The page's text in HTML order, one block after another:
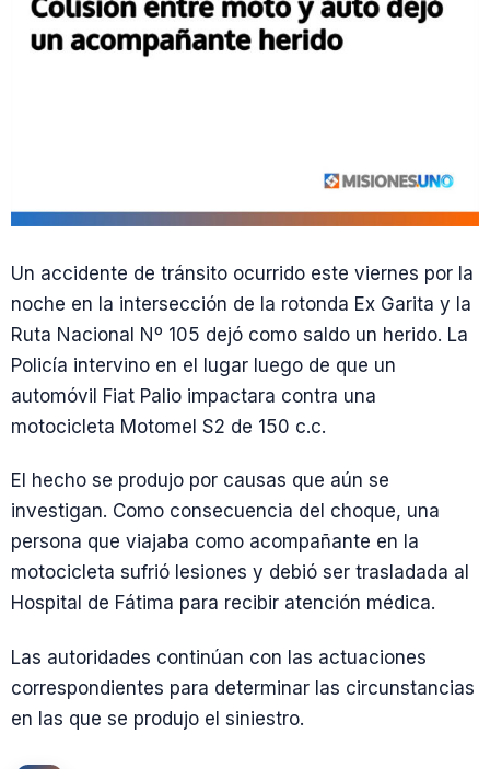
Un accidente de tránsito ocurrido este viernes por la
noche en la intersección de la rotonda Ex Garita y la
Ruta Nacional Nº 105 dejó como saldo un herido. La
Policía intervino en el lugar luego de que un
automóvil Fiat Palio impactara contra una
motocicleta Motomel S2 de 150 c.c.
El hecho se produjo por causas que aún se
investigan. Como consecuencia del choque, una
persona que viajaba como acompañante en la
motocicleta sufrió lesiones y debió ser trasladada al
Hospital de Fátima para recibir atención médica.
Las autoridades continúan con las actuaciones
correspondientes para determinar las circunstancias
en las que se produjo el siniestro.